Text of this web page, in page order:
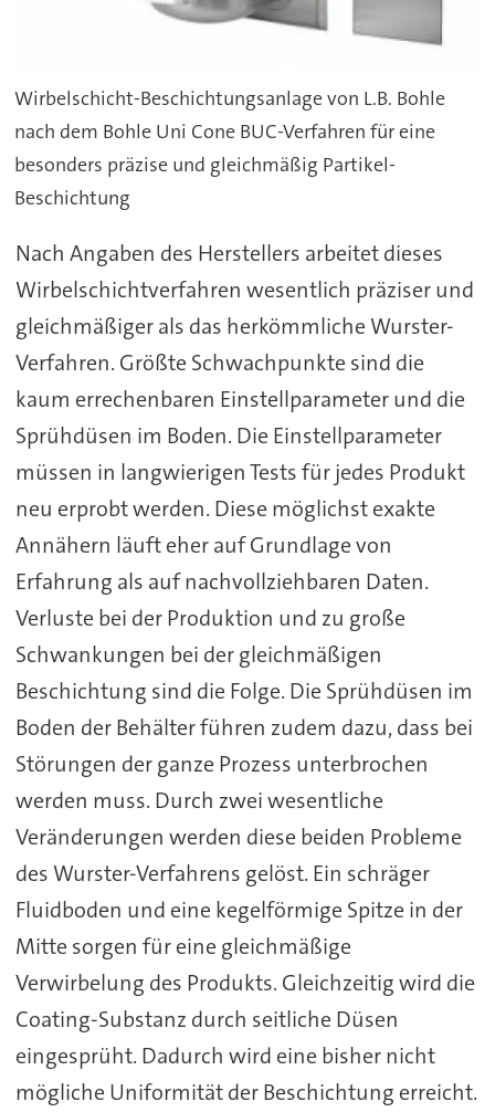
Wirbelschicht-Beschichtungsanlage von L.B. Bohle
nach dem Bohle Uni Cone BUC-Verfahren für eine
besonders präzise und gleichmäßig Partikel-
Beschichtung
Nach Angaben des Herstellers arbeitet dieses
Wirbelschichtverfahren wesentlich präziser und
gleichmäßiger als das herkömmliche Wurster-
Verfahren. Größte Schwachpunkte sind die
kaum errechenbaren Einstellparameter und die
Sprühdüsen im Boden. Die Einstellparameter
müssen in langwierigen Tests für jedes Produkt
neu erprobt werden. Diese möglichst exakte
Annähern läuft eher auf Grundlage von
Erfahrung als auf nachvollziehbaren Daten.
Verluste bei der Produktion und zu große
Schwankungen bei der gleichmäßigen
Beschichtung sind die Folge. Die Sprühdüsen im
Boden der Behälter führen zudem dazu, dass bei
Störungen der ganze Prozess unterbrochen
werden muss. Durch zwei wesentliche
Veränderungen werden diese beiden Probleme
des Wurster-Verfahrens gelöst. Ein schräger
Fluidboden und eine kegelförmige Spitze in der
Mitte sorgen für eine gleichmäßige
Verwirbelung des Produkts. Gleichzeitig wird die
Coating-Substanz durch seitliche Düsen
eingesprüht. Dadurch wird eine bisher nicht
mögliche Uniformität der Beschichtung erreicht.